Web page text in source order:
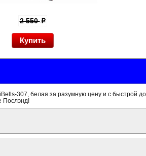
2 550p
307, белая за разумную цену и с быстрой
Послэнд!